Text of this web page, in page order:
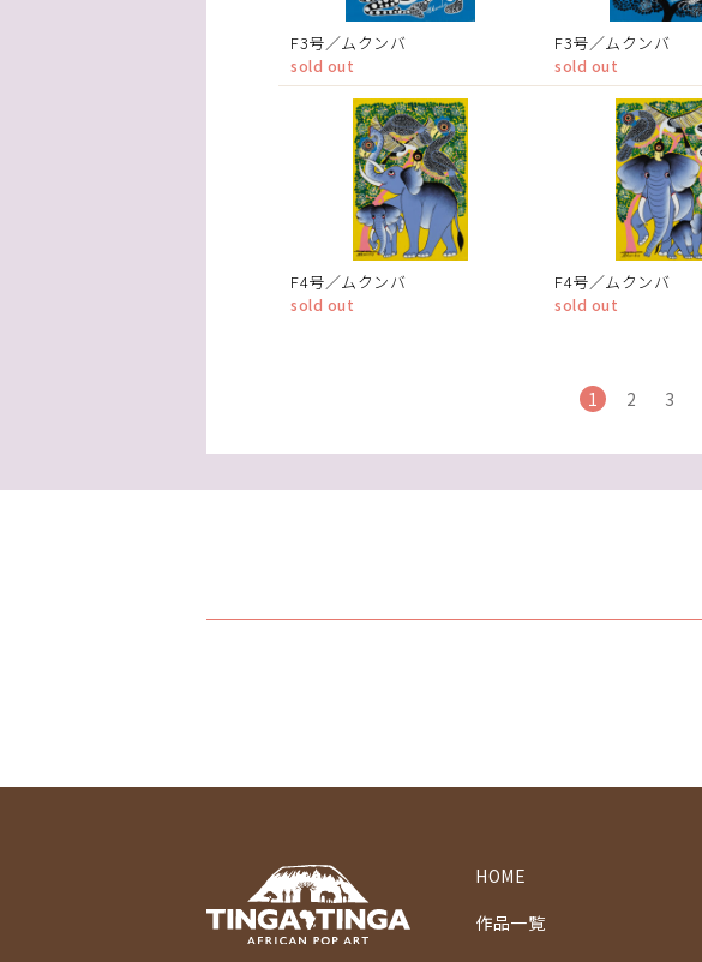
F3号／ムクンバ
sold out
F3号／ムクンバ
sold out
F4号／ムクンバ
sold out
F4号／ムクンバ
sold out
1 2 3
HOME
作品一覧